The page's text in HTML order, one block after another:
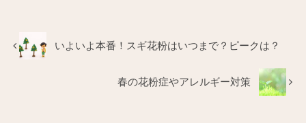
いよいよ本番！スギ花粉はいつまで？ピークは？
春の花粉症やアレルギー対策